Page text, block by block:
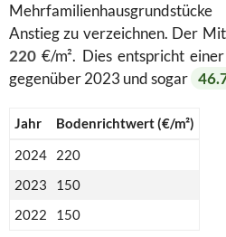
Anstieg zu verzeichnen. Der
220 €/m². Dies entspricht
gegenüber 2023 und sogar
Jahr
Bodenrichtwert (€/m²)
2024
220
2023
150
2022
150